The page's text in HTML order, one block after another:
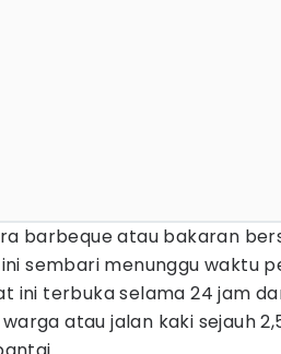
barbeque atau bakaran
sembari menunggu waktu
ini terbuka selama 24 jam
atau jalan kaki sejauh